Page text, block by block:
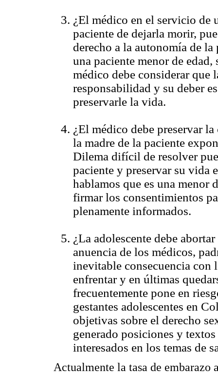
¿El médico en el servicio de
paciente de dejarla morir,
derecho a la autonomía de
una paciente menor de
médico debe considerar que
responsabilidad y su deber
preservarle la vida.
¿El médico debe preservar
la madre de la paciente
Dilema difícil de resolver
paciente y preservar su vida
hablamos que es una menor
firmar los consentimientos
plenamente informados.
¿La adolescente debe
anuencia de los médicos,
inevitable consecuencia con
enfrentar y en últimas
frecuentemente pone en
gestantes adolescentes en
objetivas sobre el derecho
generado posiciones y
interesados en los temas de
Actualmente la tasa de embarazo